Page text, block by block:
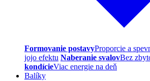
Formovanie postavyProporcie a
jojo efektu Naberanie svalovBez
kondícieViac energie na deň
Balíky